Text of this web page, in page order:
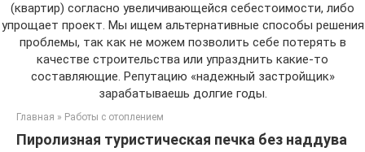
(квартир) согласно увеличивающейся себестоимости, либо
упрощает проект. Мы ищем альтернативные способы решения
проблемы, так как не можем позволить себе потерять в
качестве строительства или упразднить какие-то
составляющие. Репутацию «надежный застройщик»
зарабатываешь долгие годы.
Главная » Работы с отоплением
Пиролизная туристическая печка без наддува